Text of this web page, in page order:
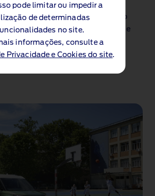
pode limitar ou impedir a
de determinadas
no site.
informações, consulte a
Privacidade e Cookies do site.
+ electricidade), um veículo
é exactamente igual a um veículo
Aperte o cinto de segurança e
pela tecnologia.